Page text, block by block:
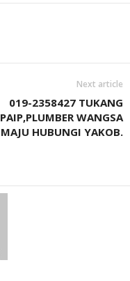
Next article
019-2358427 TUKANG
PAIP,PLUMBER WANGSA
MAJU HUBUNGI YAKOB.